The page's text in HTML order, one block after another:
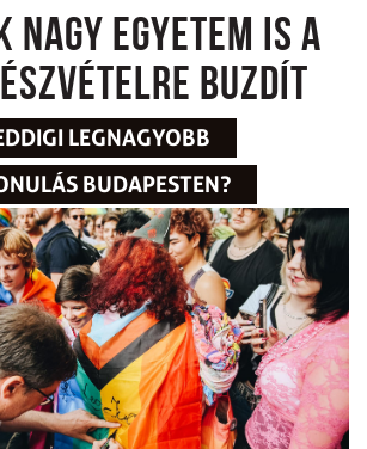
nagy egyetem is a
buzdít
LEGNAGYOBB
BUDAPESTEN?